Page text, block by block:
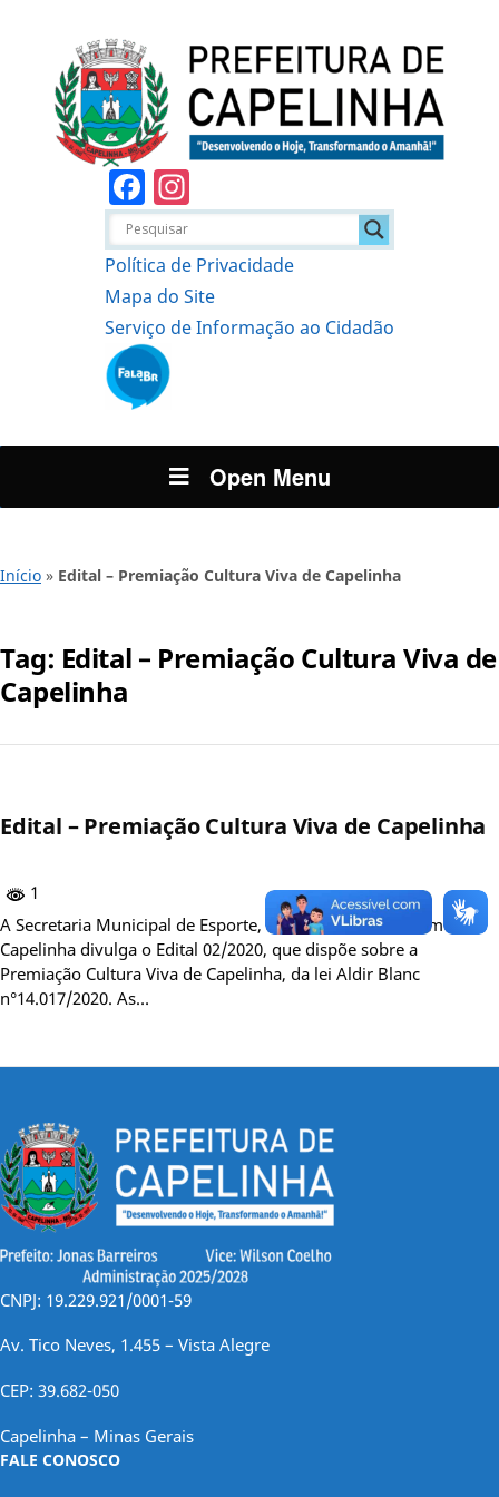
Facebook
Política de Privacidade
Mapa do Site
Serviço de Informação ao Cidadão
Open Menu
Início » Edital – Premiação Cultura Viva de Capelinha
Tag: Edital – Premiação Cultura Viva de
Capelinha
Edital – Premiação Cultura Viva de Capelinha
1
A Secretaria Municipal de Esporte, Lazer, Cultura e Turismo de
Capelinha divulga o Edital 02/2020, que dispõe sobre a
Premiação Cultura Viva de Capelinha, da lei Aldir Blanc
n°14.017/2020. As…
CNPJ: 19.229.921/0001-59
Av. Tico Neves, 1.455 – Vista Alegre
CEP: 39.682-050
Capelinha – Minas Gerais
FALE CONOSCO